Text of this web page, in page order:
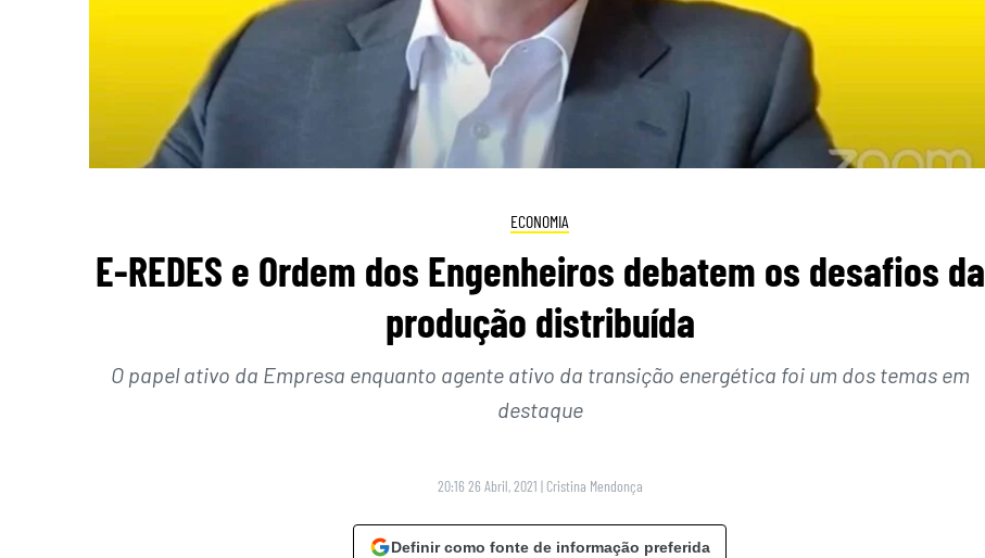
ECONOMIA
E-REDES e Ordem dos Engenheiros debatem os desafios da
produção distribuída
O papel ativo da Empresa enquanto agente ativo da transição energética foi um dos temas em
destaque
20:16 26 Abril, 2021 | Cristina Mendonça
Definir como fonte de informação preferida